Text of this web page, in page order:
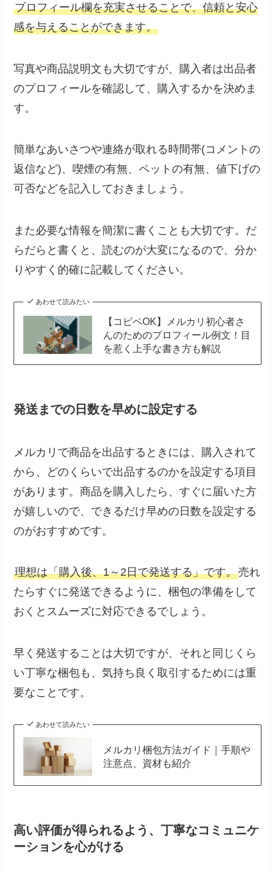
プロフィール欄を充実させることで、信頼と安心
感を与えることができます。
写真や商品説明文も大切ですが、購入者は出品者
のプロフィールを確認して、購入するかを決めま
す。
簡単なあいさつや連絡が取れる時間帯(コメントの
返信など)、喫煙の有無、ペットの有無、値下げの
可否などを記入しておきましょう。
また必要な情報を簡潔に書くことも大切です。だ
らだらと書くと、読むのが大変になるので、分か
りやすく的確に記載してください。
あわせて読みたい
【コピペOK】メルカリ初心者さ
んのためのプロフィール例文！目
を惹く上手な書き方も解説
発送までの日数を早めに設定する
メルカリで商品を出品するときには、購入されて
から、どのくらいで出品するのかを設定する項目
があります。商品を購入したら、すぐに届いた方
が嬉しいので、できるだけ早めの日数を設定する
のがおすすめです。
理想は「購入後、1～2日で発送する」です。売れ
たらすぐに発送できるように、梱包の準備をして
おくとスムーズに対応できるでしょう。
早く発送することは大切ですが、それと同じくら
い丁寧な梱包も、気持ち良く取引するためには重
要なことです。
あわせて読みたい
メルカリ梱包方法ガイド｜手順や
注意点、資材も紹介
高い評価が得られるよう、丁寧なコミュニケ
ーションを心がける